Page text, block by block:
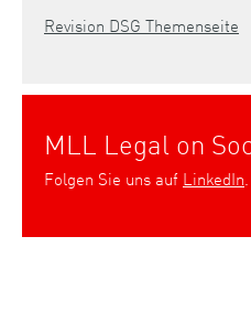
Revision DSG Themenseite
MLL Legal on
Folgen Sie uns auf LinkedIn.